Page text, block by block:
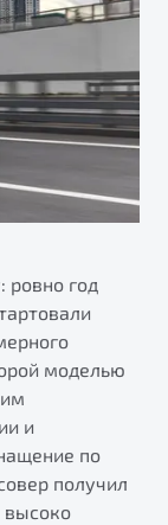
ровно год
моделью
и
по
получил
высоко